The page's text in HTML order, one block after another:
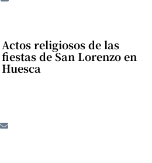
Actos religiosos de las
fiestas de San Lorenzo en
Huesca